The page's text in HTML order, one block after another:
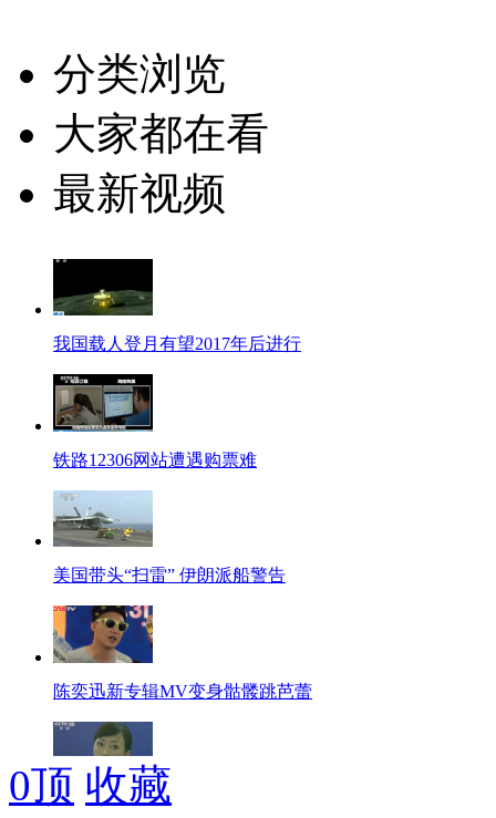
分类浏览
大家都在看
最新视频
我国载人登月有望2017年后进行
铁路12306网站遭遇购票难
美国带头“扫雷” 伊朗派船警告
陈奕迅新专辑MV变身骷髅跳芭蕾
糯康当庭翻供 公诉机关称态度将影响量刑
0顶 收藏